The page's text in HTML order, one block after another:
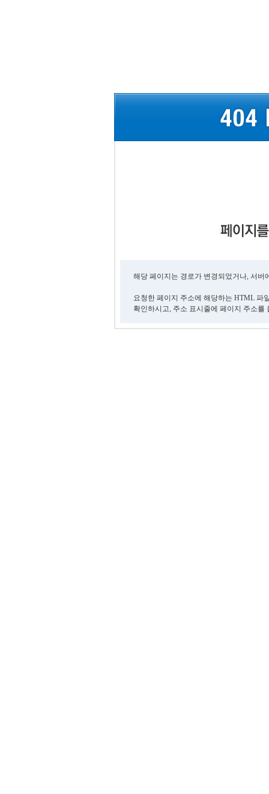
해당 페이지는 경로가 변경되었거나, 서
요청한 페이지 주소에 해당하는 HTML 파
확인하시고, 주소 표시줄에 페이지 주소